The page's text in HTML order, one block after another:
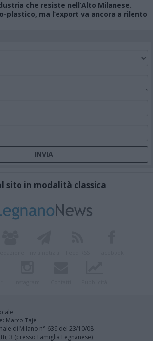
che resiste nell’Alto Milanese.
plastico, ma l’export va ancora a rilento
sito in modalità classica
Marco Tajè
di Milano n° 639 del 23/10/08
3 (presso Famiglia Legnanese)